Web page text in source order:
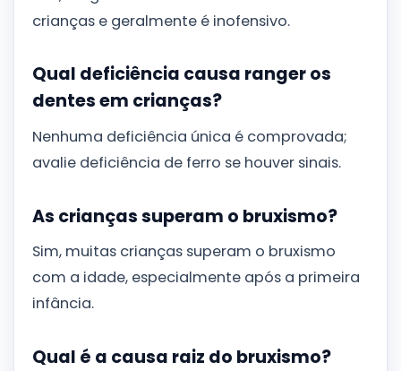
crianças e geralmente é inofensivo.
Qual deficiência causa ranger os
dentes em crianças?
Nenhuma deficiência única é comprovada;
avalie deficiência de ferro se houver sinais.
As crianças superam o bruxismo?
Sim, muitas crianças superam o bruxismo
com a idade, especialmente após a primeira
infância.
Qual é a causa raiz do bruxismo?